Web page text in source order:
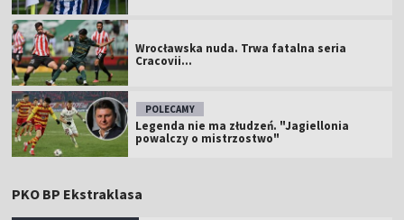
Wrocławska nuda. Trwa fatalna seria
Cracovii...
POLECAMY
Legenda nie ma złudzeń. "Jagiellonia
powalczy o mistrzostwo"
PKO BP Ekstraklasa